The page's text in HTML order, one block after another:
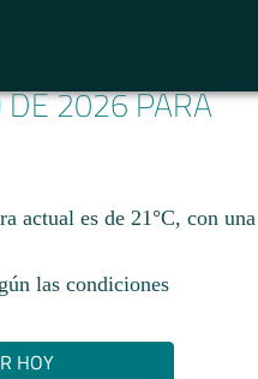
DE 2026 PARA
actual es de 21°C, con una
las condiciones
HOY